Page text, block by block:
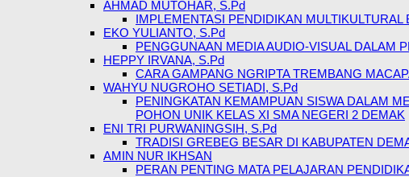
AHMAD MUTOHAR, S.Pd
IMPLEMENTASI PENDIDIKAN
EKO YULIANTO, S.Pd
PENGGUNAAN MEDIA AUDIO-VISUAL DALAM
HEPPY IRVANA, S.Pd
CARA GAMPANG NGRIPTA TREMBANG
WAHYU NUGROHO SETIADI, S.Pd
PENINGKATAN KEMAMPUAN SISWA DALAM
POHON UNIK KELAS XI SMA NEGERI 2 DEMAK
ENI TRI PURWANINGSIH, S.Pd
TRADISI GREBEG BESAR DI KABUPATEN
AMIN NUR IKHSAN
PERAN PENTING MATA PELAJARAN